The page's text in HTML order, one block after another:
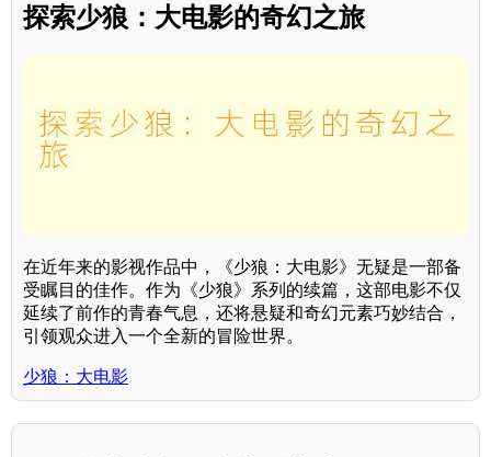
探索少狼：大电影的奇幻之旅
在近年来的影视作品中，《少狼：大电影》无疑是一部备
受瞩目的佳作。作为《少狼》系列的续篇，这部电影不仅
延续了前作的青春气息，还将悬疑和奇幻元素巧妙结合，
引领观众进入一个全新的冒险世界。
少狼：大电影